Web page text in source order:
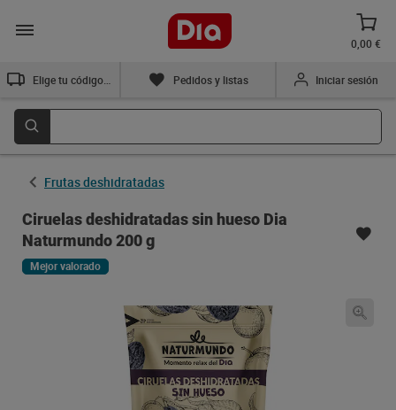
0,00 €
Pedidos y listas Iniciar sesión
Frutas deshidratadas
Ciruelas deshidratadas sin hueso Dia
Naturmundo 200 g
Mejor valorado